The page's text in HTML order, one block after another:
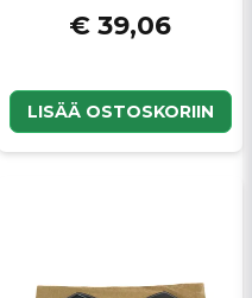
€ 39,06
LISÄÄ OSTOSKORIIN